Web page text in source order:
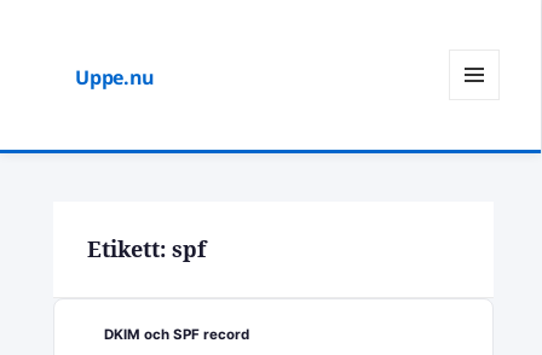
Uppe.nu
WIDGETS
Etikett: spf
DKIM och SPF record